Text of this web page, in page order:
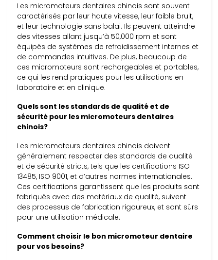
Les micromoteurs dentaires chinois sont souvent
caractérisés par leur haute vitesse, leur faible bruit,
et leur technologie sans balai. Ils peuvent atteindre
des vitesses allant jusqu’à 50,000 rpm et sont
équipés de systèmes de refroidissement internes et
de commandes intuitives. De plus, beaucoup de
ces micromoteurs sont rechargeables et portables,
ce qui les rend pratiques pour les utilisations en
laboratoire et en clinique.
Quels sont les standards de qualité et de
sécurité pour les micromoteurs dentaires
chinois?
Les micromoteurs dentaires chinois doivent
généralement respecter des standards de qualité
et de sécurité stricts, tels que les certifications ISO
13485, ISO 9001, et d’autres normes internationales.
Ces certifications garantissent que les produits sont
fabriqués avec des matériaux de qualité, suivent
des processus de fabrication rigoureux, et sont sûrs
pour une utilisation médicale.
Comment choisir le bon micromoteur dentaire
pour vos besoins?